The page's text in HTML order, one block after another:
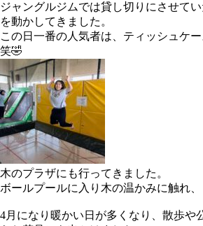
ジャングルジムでは貸し切りにさせて
を動かしてきました。
この日一番の人気者は、ティッシュケ
笑🤣
木のプラザにも行ってきました。
ボールプールに入り木の温かみに触れ
4月になり暖かい日が多くなり、散歩や